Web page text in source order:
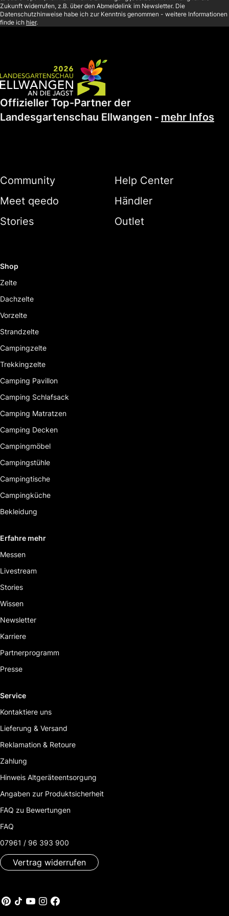
Zukunft widerrufen, z.B. über den Abmeldelink im Newsletter. Die
Datenschutzhinweise habe ich zur Kenntnis genommen - weitere Informationen
finde ich hier.
Offizieller Top-Partner der
Landesgartenschau Ellwangen - mehr Infos
Community
Meet qeedo
Stories
Help Center
Händler
Outlet
Shop
Zelte
Dachzelte
Vorzelte
Strandzelte
Campingzelte
Trekkingzelte
Camping Pavillon
Camping Schlafsack
Camping Matratzen
Camping Decken
Campingmöbel
Campingstühle
Campingtische
Campingküche
Bekleidung
Erfahre mehr
Messen
Livestream
Stories
Wissen
Newsletter
Karriere
Partnerprogramm
Presse
Service
Kontaktiere uns
Lieferung & Versand
Reklamation & Retoure
Zahlung
Hinweis Altgeräteentsorgung
Angaben zur Produktsicherheit
FAQ zu Bewertungen
FAQ
07961 / 96 393 900
Vertrag widerrufen